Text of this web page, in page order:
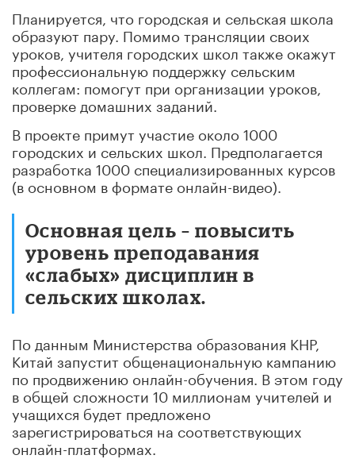
Планируется, что городская и сельская школа
образуют пару. Помимо трансляции своих
уроков, учителя городских школ также окажут
профессиональную поддержку сельским
коллегам: помогут при организации уроков,
проверке домашних заданий.
В проекте примут участие около 1000
городских и сельских школ. Предполагается
разработка 1000 специализированных курсов
(в основном в формате онлайн-видео).
Основная цель – повысить
уровень преподавания
«слабых» дисциплин в
сельских школах.
По данным Министерства образования КНР,
Китай запустит общенациональную кампанию
по продвижению онлайн-обучения. В этом году
в общей сложности 10 миллионам учителей и
учащихся будет предложено
зарегистрироваться на соответствующих
онлайн-платформах.